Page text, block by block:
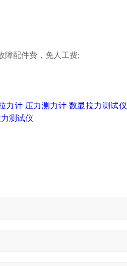
障配件费，免人工费;
力计 压力测力计 数显拉力测试仪
测试仪